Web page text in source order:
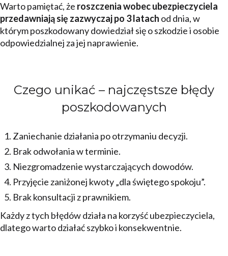
Warto pamiętać, że roszczenia wobec ubezpieczyciela
przedawniają się zazwyczaj po 3 latach od dnia, w
którym poszkodowany dowiedział się o szkodzie i osobie
odpowiedzialnej za jej naprawienie.
Czego unikać – najczęstsze błędy
poszkodowanych
Zaniechanie działania po otrzymaniu decyzji.
Brak odwołania w terminie.
Niezgromadzenie wystarczających dowodów.
Przyjęcie zaniżonej kwoty „dla świętego spokoju”.
Brak konsultacji z prawnikiem.
Każdy z tych błędów działa na korzyść ubezpieczyciela,
dlatego warto działać szybko i konsekwentnie.